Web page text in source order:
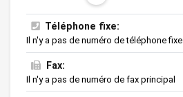
Téléphone fixe:
Il n'y a pas de numéro de téléphone fixe
Fax:
Il n'y a pas de numéro de fax principal